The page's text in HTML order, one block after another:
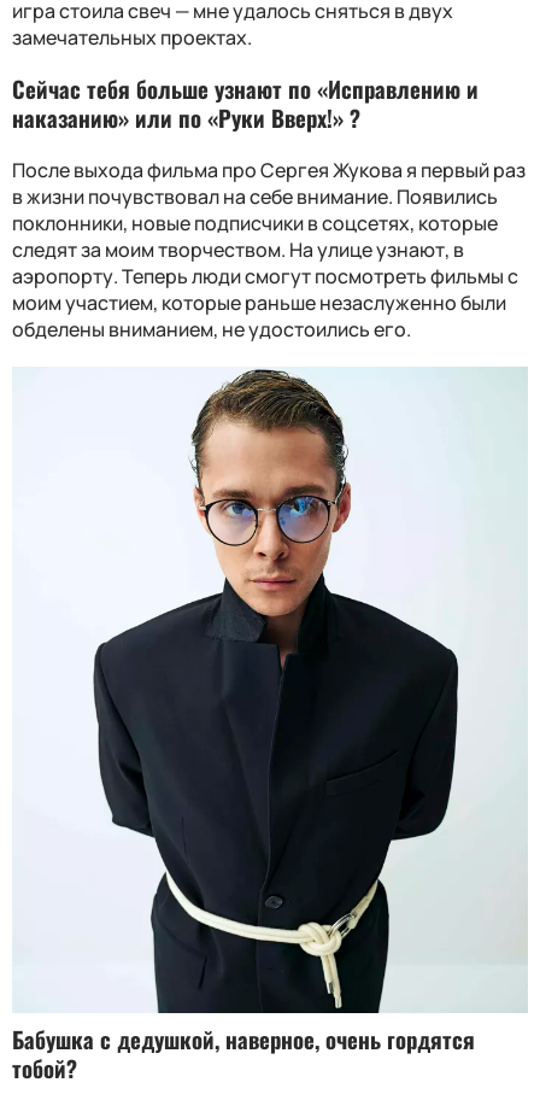
игра стоила свеч — мне удалось сняться в двух
замечательных проектах.
Сейчас тебя больше узнают по «Исправлению и
наказанию» или по «Руки Вверх!» ?
После выхода фильма про Сергея Жукова я первый раз
в жизни почувствовал на себе внимание. Появились
поклонники, новые подписчики в соцсетях, которые
следят за моим творчеством. На улице узнают, в
аэропорту. Теперь люди смогут посмотреть фильмы с
моим участием, которые раньше незаслуженно были
обделены вниманием, не удостоились его.
Бабушка с дедушкой, наверное, очень гордятся
тобой?